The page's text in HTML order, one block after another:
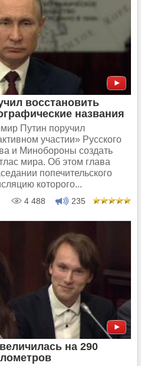
восстановить
названия
Путин поручил
участии» Русского
и Минобороны создать
мира. Об этом глава
попечительского
которого...
4 488 235
на 290